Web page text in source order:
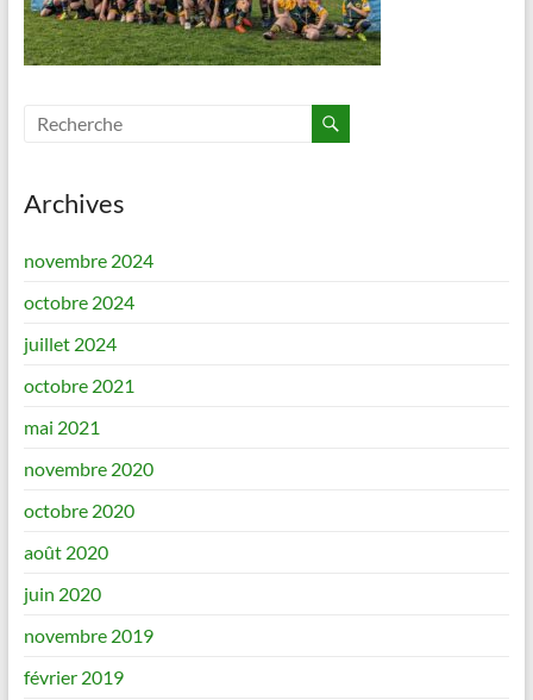
Archives
novembre 2024
octobre 2024
juillet 2024
octobre 2021
mai 2021
novembre 2020
octobre 2020
août 2020
juin 2020
novembre 2019
février 2019